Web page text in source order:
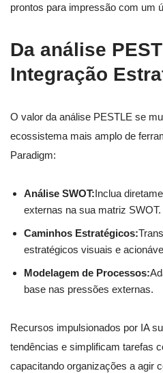
prontos para impressão com um
Da análise
Integração
O valor da análise PESTLE se
ecossistema mais amplo de
Paradigm:
Análise SWOT:Inclua
externas na sua matriz SWOT.
Caminhos Estratégicos:
estratégicos visuais e
Modelagem de Processos:
base nas pressões externas.
Recursos impulsionados por IA
tendências e simplificam tarefas
capacitando organizações a agir